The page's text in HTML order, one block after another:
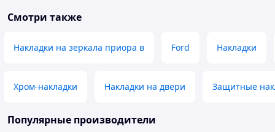
и выбору товара
Цены за доставку, но это не к
продавцу!
Смотри также
Накладки на зеркала приора в Ford Накладки
Хром-накладки Накладки на двери Защитные
Популярные производители